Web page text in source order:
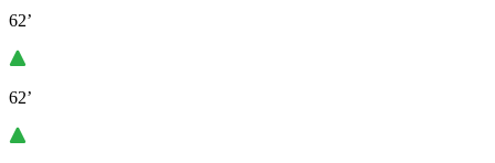
62’
62’